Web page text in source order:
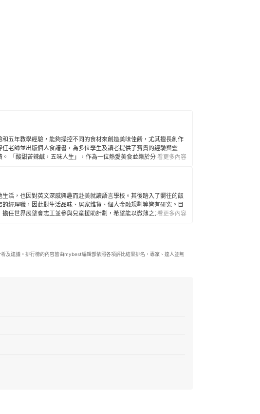
五年教學經驗，能夠操控不同的食材來創造美味佳餚，尤其擅長創作
老師並出版個人食譜書，為多位學生及讀者提供了寶貴的經驗與靈
「酸甜苦辣鹹，五味人生」，作為一位熱愛美食並樂於分享的品牌廚
看更多內容
活，也因對英文深感興趣而赴美就讀語言學校。其後踏入了嚮往的飯
經理職，因此對生活品味、居家雜貨、個人金融規劃等皆有研究。目
任世界展望會志工並參與兒童援助計劃，希望能以微薄之力對社會有
看更多內容
及建議。排行榜的內容皆由mybest編輯部依照各項評比結果排名，專家、達人並無